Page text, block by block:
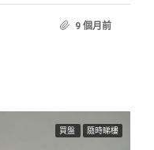
9 個月前
買盤 隨時睇樓